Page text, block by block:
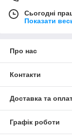
Сьогодні
Показати
Про нас
Контакти
Доставка та
Графік роботи